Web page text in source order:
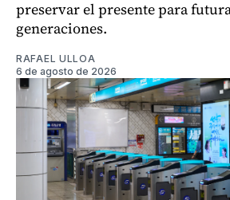
preservar el presente para
generaciones.
RAFAEL ULLOA
6 de agosto de 2026